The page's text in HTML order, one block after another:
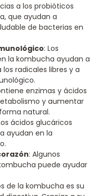
a los probióticos
que ayudan a
de bacterias en
: Los
la kombucha ayudan a
radicales libres y a
enzimas y ácidos
y aumentar
natural.
ácidos glucáricos
ayudan en la
: Algunos
puede ayudar
de la kombucha es su